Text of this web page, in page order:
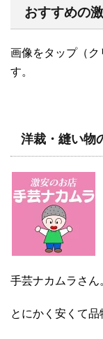
おすすめの
画像をタップ（ク
す。
洋裁・縫い物
手芸ナカムラさん
とにかく安くて品